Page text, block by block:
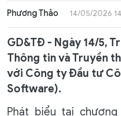
Phương Thảo 14/05/2026
GD&TĐ - Ngày 14/5,
Thông tin và Truyền
với Công ty Đầu tư
Software).
Phát biểu tại chương